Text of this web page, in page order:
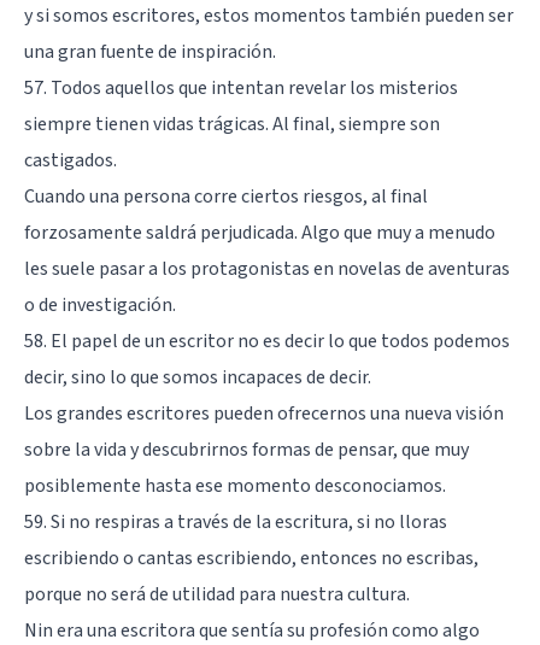
y si somos escritores, estos momentos también pueden ser
una gran fuente de inspiración.
57. Todos aquellos que intentan revelar los misterios
siempre tienen vidas trágicas. Al final, siempre son
castigados.
Cuando una persona corre ciertos riesgos, al final
forzosamente saldrá perjudicada. Algo que muy a menudo
les suele pasar a los protagonistas en novelas de aventuras
o de investigación.
58. El papel de un escritor no es decir lo que todos podemos
decir, sino lo que somos incapaces de decir.
Los grandes escritores pueden ofrecernos una nueva visión
sobre la vida y descubrirnos formas de pensar, que muy
posiblemente hasta ese momento desconociamos.
59. Si no respiras a través de la escritura, si no lloras
escribiendo o cantas escribiendo, entonces no escribas,
porque no será de utilidad para nuestra cultura.
Nin era una escritora que sentía su profesión como algo